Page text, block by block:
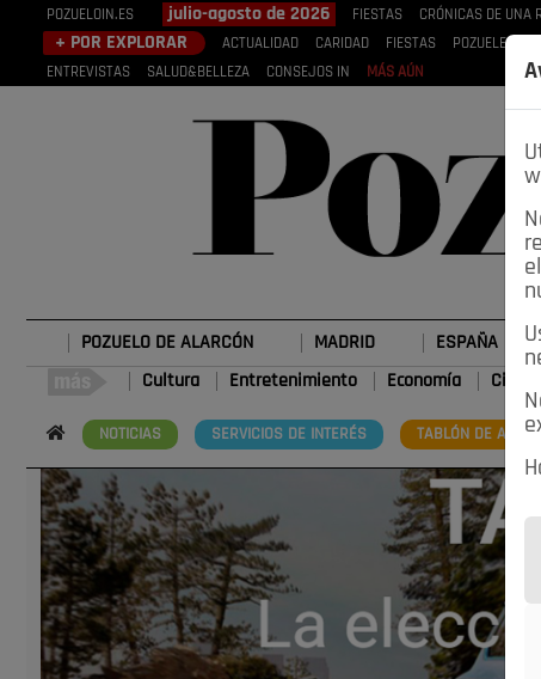
POZUELOIN.ES julio-agosto de 2026 FIESTAS CRÓNICAS DE UNA
+ POR EXPLORAR ACTUALIDAD CARIDAD FIESTAS POZUELEROS
ENTREVISTAS
SALUD&BELLEZA CONSEJOS IN MÁS AÚN
POZUELO DE ALARCÓN MADRID ESPAÑA
Cultura Entretenimiento Economía
NOTICIAS SERVICIOS DE INTERÉS TABLÓN DE